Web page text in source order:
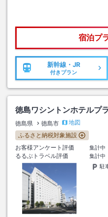
宿泊プ
新幹線・JR
付きプラン
徳島ワシントンホテルプ
徳島県 徳島市
地図
ふるさと納税対象施設
お客様アンケート評価
集計中
るるぶトラベル評価
集計中
駐